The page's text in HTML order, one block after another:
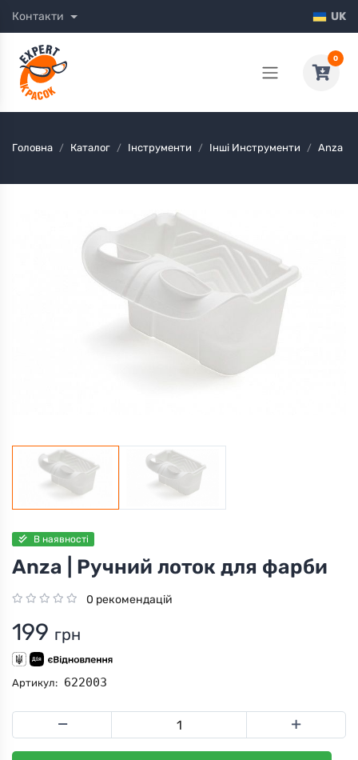
Контакти UK
0
Головна Каталог Інструменти Інші Инструменти Anza
В наявності
Anza | Ручний лоток для фарби
0 рекомендацій
199 грн
Артикул: 622003